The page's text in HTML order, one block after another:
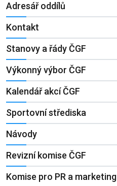
Adresář oddílů
Kontakt
Stanovy a řády ČGF
Výkonný výbor ČGF
Kalendář akcí ČGF
Sportovní střediska
Návody
Revizní komise ČGF
Komise pro PR a marketing